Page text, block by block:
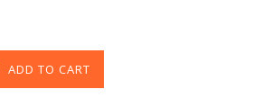
ADD TO CART